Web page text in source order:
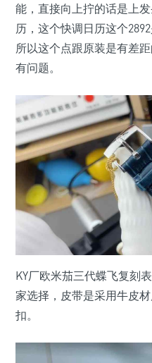
能，直接向上拧的话是上
历，这个快调日历这个
所以这个点跟原装是有差
有问题。
KY厂欧米茄三代蝶飞复刻
家选择，皮带是采用牛皮
扣。